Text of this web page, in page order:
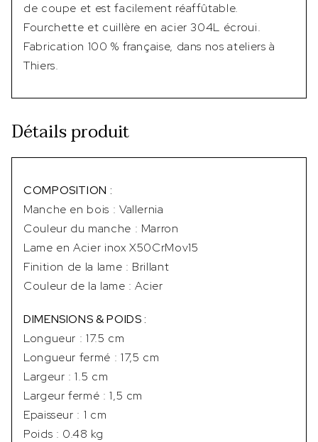
de coupe et est facilement réaffûtable.
Fourchette et cuillère en acier 304L écroui.
Fabrication 100 % française, dans nos ateliers à
Thiers.
Détails produit
COMPOSITION :
Manche en bois : Vallernia
Couleur du manche : Marron
Lame en Acier inox X50CrMov15
Finition de la lame : Brillant
Couleur de la lame : Acier
DIMENSIONS & POIDS :
Longueur : 17.5 cm
Longueur fermé : 17,5 cm
Largeur : 1.5 cm
Largeur fermé : 1,5 cm
Epaisseur : 1 cm
Poids : 0.48 kg